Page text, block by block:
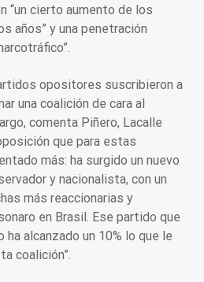
“un cierto aumento de los
años” y una penetración
opositores suscribieron a
una coalición de cara al
comenta Piñero, Lacalle
que para estas
más: ha surgido un nuevo
y nacionalista, con un
más reaccionarias y
en Brasil. Ese partido que
alcanzado un 10% lo que le
coalición”.